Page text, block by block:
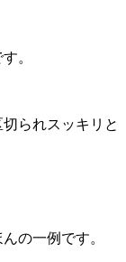
。
られスッキリと
の一例です。